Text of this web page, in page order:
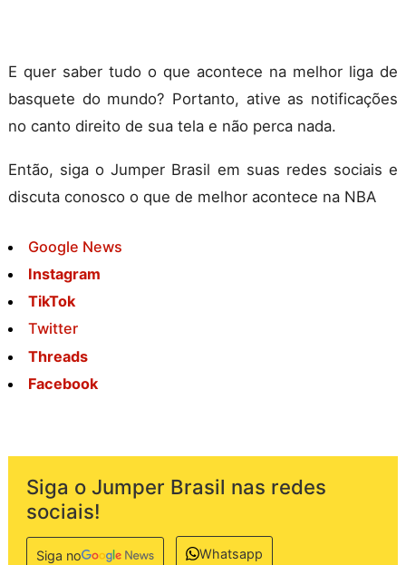
E quer saber tudo o que acontece na melhor liga de
basquete do mundo? Portanto, ative as notificações
no canto direito de sua tela e não perca nada.
Então, siga o Jumper Brasil em suas redes sociais e
discuta conosco o que de melhor acontece na NBA
Google News
Instagram
TikTok
Twitter
Threads
Facebook
Siga o Jumper Brasil nas redes
sociais!
Siga no Whatsapp